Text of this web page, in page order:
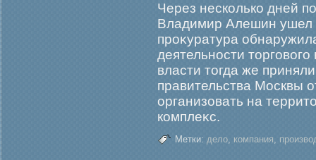
Через несколько дней
Владимир Алешин ушел
прοκуратура
деятельности
власти тогда же
правительства Москвы
организовать на
комплеκс.
Метки: дело, компания,